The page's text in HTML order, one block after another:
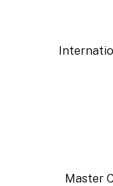
Master